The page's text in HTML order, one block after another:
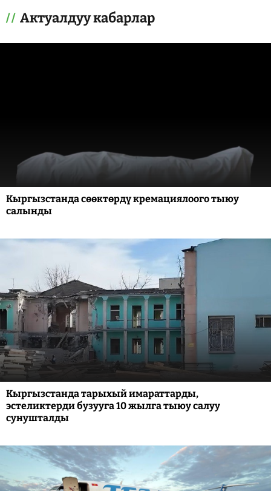
Актуалдуу кабарлар
Кыргызстанда сөөктөрдү кремациялоого тыюу
салынды
Кыргызстанда тарыхый имараттарды,
эстеликтерди бузууга 10 жылга тыюу салуу
сунушталды